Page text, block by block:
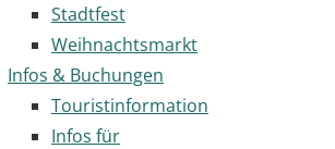
Stadtfest
Weihnachtsmarkt
Infos & Buchungen
Touristinformation
Infos für